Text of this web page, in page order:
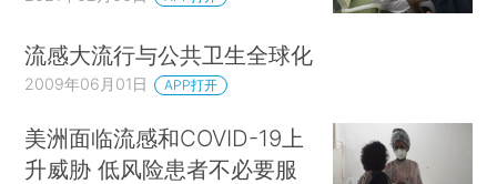
流感大流行与公共卫生全球化
2009年06月01日 APP打开
美洲面临流感和COVID-19上
升威胁 低风险患者不必要服